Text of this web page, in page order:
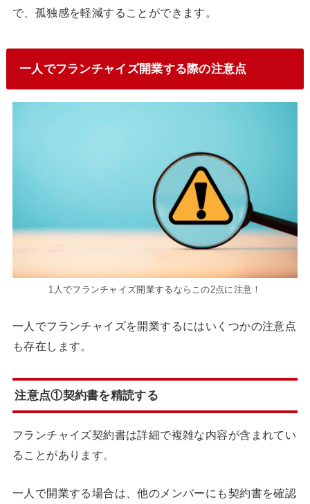
で、孤独感を軽減することができます。
一人でフランチャイズ開業する際の注意点
1人でフランチャイズ開業するならこの2点に注意！
一人でフランチャイズを開業するにはいくつかの注意点
も存在します。
注意点①契約書を精読する
フランチャイズ契約書は詳細で複雑な内容が含まれてい
ることがあります。
一人で開業する場合は、他のメンバーにも契約書を確認